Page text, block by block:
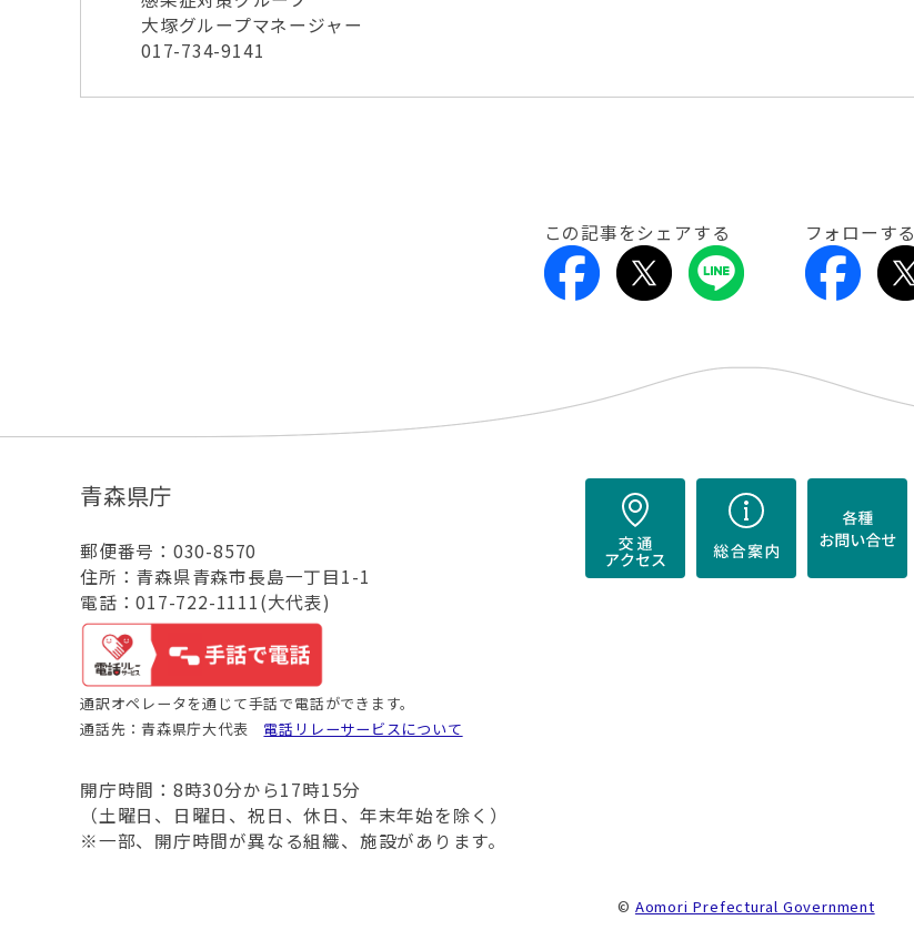
大塚グループマネージャー
017-734-9141
この記事をシェアする フォローする
青森県庁
郵便番号：030-8570
住所：青森県青森市長島一丁目1-1
電話：017-722-1111(大代表)
通訳オペレータを通じて手話で電話ができます。
通話先：青森県庁大代表 電話リレーサービスについて
開庁時間：8時30分から17時15分
（土曜日、日曜日、祝日、休日、年末年始を除く）
※一部、開庁時間が異なる組織、施設があります。
© Aomori Prefectural Government